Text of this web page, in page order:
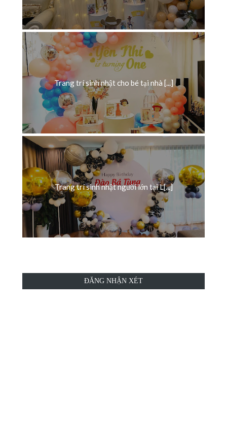
Trang trí sinh nhật cho bé tại nhà [...]
Trang trí sinh nhật người lớn tại L[...]
ĐĂNG NHẬN XÉT